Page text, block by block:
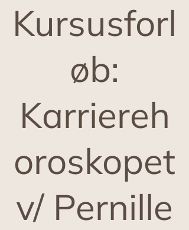
Kursusforl
øb:
Karriereh
oroskopet
v/ Pernille